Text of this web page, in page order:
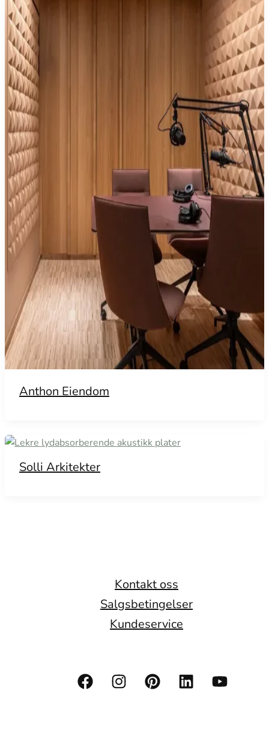
Anthon Eiendom
Solli Arkitekter
Kontakt oss
Salgsbetingelser
Kundeservice